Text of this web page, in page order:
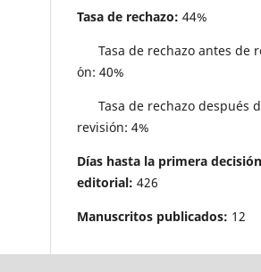
Tasa de rechazo: 44%
Tasa de rechazo antes de
´on: 40%
Tasa de rechazo después
revisión: 4%
Días hasta la primera decisión
editorial: 426
Manuscritos publicados: 12